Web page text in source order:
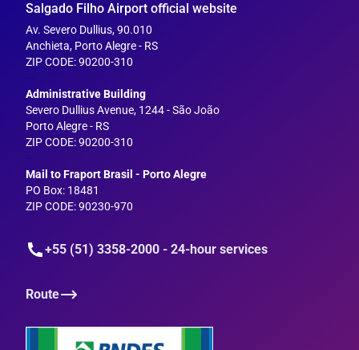
Salgado Filho Airport official website
Av. Severo Dullius, 90.010
Anchieta, Porto Alegre - RS
ZIP CODE: 90200-310
Administrative Building
Severo Dullius Avenue, 1244 - São João
Porto Alegre - RS
ZIP CODE: 90200-310
--
Mail to Fraport Brasil - Porto Alegre
PO Box: 18481
ZIP CODE: 90230-970
+55 (51) 3358-2000 - 24-hour services
Route